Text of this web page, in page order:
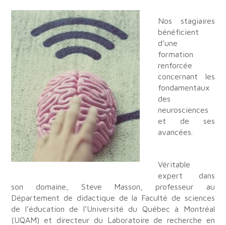
Nos stagiaires
bénéficient
d’une
formation
renforcée
concernant les
fondamentaux
des
neurosciences
et de ses
avancées.
Véritable
expert dans
son domaine, Steve Masson, professeur au
Département de didactique de la Faculté de sciences
de l’éducation de l’Université du Québec à Montréal
(UQAM) et directeur du Laboratoire de recherche en